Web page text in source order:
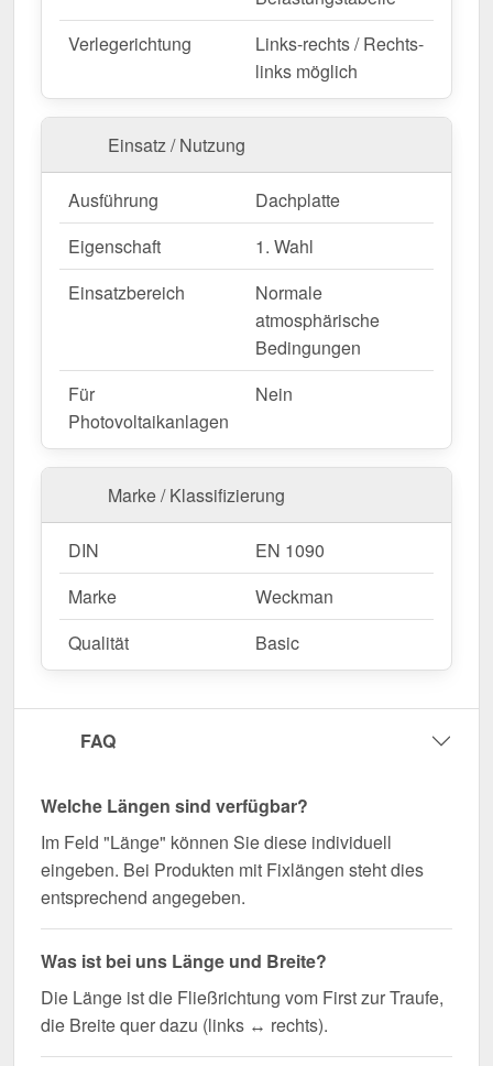
Wegen Sonderanfertigung vom Widerruf ausgeschlossen
Verlegerichtung
Links-rechts / Rechts-
links möglich
Einsatz / Nutzung
Ausführung
Dachplatte
Eigenschaft
1. Wahl
Einsatzbereich
Normale
atmosphärische
Bedingungen
Für
Photovoltaikanlagen
Nein
Marke / Klassifizierung
DIN
EN 1090
Marke
Weckman
Qualität
Basic
FAQ
Welche Längen sind verfügbar?
Im Feld "Länge" können Sie diese individuell
eingeben. Bei Produkten mit Fixlängen steht dies
entsprechend angegeben.
Was ist bei uns Länge und Breite?
Die Länge ist die Fließrichtung vom First zur Traufe,
die Breite quer dazu (links ↔ rechts).